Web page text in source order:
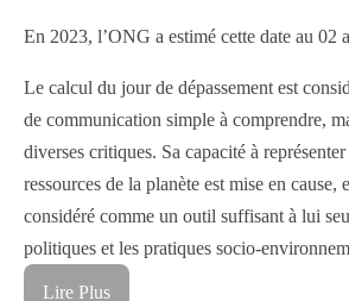
En 2023, l’ONG a estimé cette date au 02
Le calcul du jour de dépassement est
de communication simple à comprendre,
diverses critiques. Sa capacité à
ressources de la planète est mise en cause,
considéré comme un outil suffisant à lui
politiques et les pratiques socio-
Lire Plus